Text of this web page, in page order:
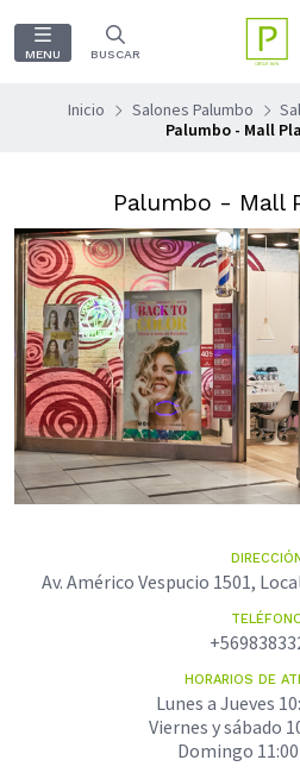
MENU BUSCAR
Inicio Salones Palumbo
Palumbo - Mall
Palumbo - Mall
DIRECCIÓN
Av. Américo Vespucio 1501,
HORARIOS DE
Lunes a Jueves
Viernes y sábado
Domingo 11:00